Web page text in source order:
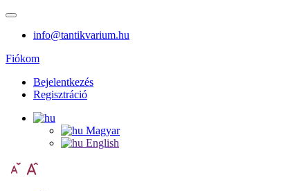
info@tantikvarium.hu
Fiókom
Bejelentkezés
Regisztráció
Magyar
English